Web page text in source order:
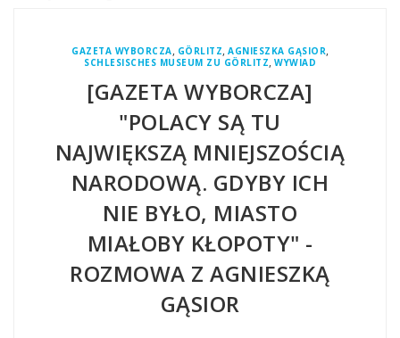
GAZETA WYBORCZA, GÖRLITZ, AGNIESZKA GĄSIOR,
SCHLESISCHES MUSEUM ZU GÖRLITZ, WYWIAD
[GAZETA WYBORCZA]
"POLACY SĄ TU
NAJWIĘKSZĄ MNIEJSZOŚCIĄ
NARODOWĄ. GDYBY ICH
NIE BYŁO, MIASTO
MIAŁOBY KŁOPOTY" -
ROZMOWA Z AGNIESZKĄ
GĄSIOR